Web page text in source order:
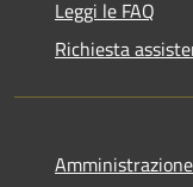
Leggi le FAQ
Richiesta